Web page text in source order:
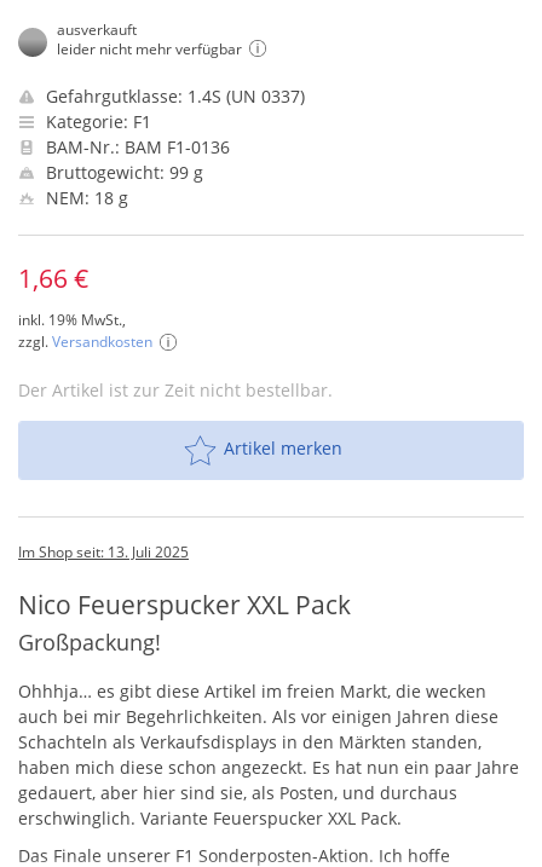
ausverkauft
leider nicht mehr verfügbar
Gefahrgutklasse: 1.4S (UN 0337)
Kategorie: F1
BAM-Nr.: BAM F1-0136
Bruttogewicht: 99 g
NEM: 18 g
1,66 €
inkl. 19% MwSt.,
zzgl.Versandkosten
Der Artikel ist zur Zeit nicht bestellbar.
Artikel merken
Im Shop seit: 13. Juli 2025
Nico Feuerspucker XXL Pack
Großpackung!
Ohhhja… es gibt diese Artikel im freien Markt, die wecken
auch bei mir Begehrlichkeiten. Als vor einigen Jahren diese
Schachteln als Verkaufsdisplays in den Märkten standen,
haben mich diese schon angezeckt. Es hat nun ein paar Jahre
gedauert, aber hier sind sie, als Posten, und durchaus
erschwinglich. Variante Feuerspucker XXL Pack.
Das Finale unserer F1 Sonderposten-Aktion. Ich hoffe